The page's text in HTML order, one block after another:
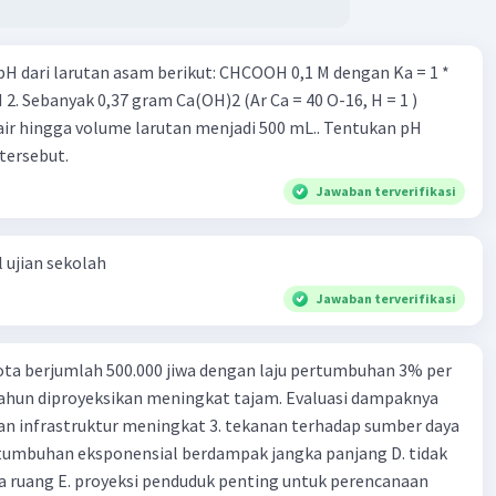
berikut. 1). Menaikkan tarif pajak. 2). Diversifikasi pajak. 3).
4). Politik pasar terbuka. 5). Mengadakan diskriminasi
kebijakan fiskal adalah .... a. 1) dan 2) b. 2) dan 3) c. 3) dan 4)
berdampak
terhadap mata uang asing memburuk. Kebijakan
pengeluaran negara e. Menaikkan pajak penghasilan
dari kebijakan fiskal ekspansif bila tidak diikuti dengan
suku bunga turun c. Output bertambah, suku bunga
suku bunga naik e. Output turun, suku bunga turun Di
termasuk jenis kebijakan moneter berhubungan dengan
yang beredar di masyarakat, adalah .... a. Kebijakan
(Monetary Expansive Policy) b. Operasi pasar terbuka (Open
asam berikut: CHCOOH 0,1 M dengan Ka = 1 *
hingga volume larutan menjadi 500 mL.. Tentukan pH
Jawaban terverifikasi
ujian sekolah
Jawaban terverifikasi
berjumlah 500.000 jiwa dengan laju pertumbuhan 3% per
diproyeksikan meningkat tajam. Evaluasi dampaknya
infrastruktur meningkat 3. tekanan terhadap sumber daya
eksponensial berdampak jangka panjang D. tidak
E. proyeksi penduduk penting untuk perencanaan